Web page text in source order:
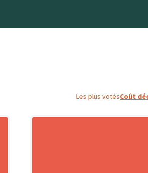
Les plus votésCoût